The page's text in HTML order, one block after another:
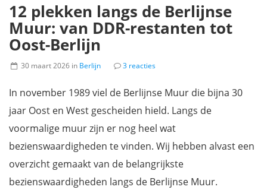
12 plekken langs de Berlijnse
Muur: van DDR-restanten tot
Oost-Berlijn
30 maart 2026 in Berlijn 3 reacties
In november 1989 viel de Berlijnse Muur die bijna 30
jaar Oost en West gescheiden hield. Langs de
voormalige muur zijn er nog heel wat
bezienswaardigheden te vinden. Wij hebben alvast een
overzicht gemaakt van de belangrijkste
bezienswaardigheden langs de Berlijnse Muur.